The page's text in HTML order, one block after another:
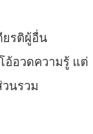
ยรติผู้อื่น
อ้อวดความรู้ แต่
นรวม